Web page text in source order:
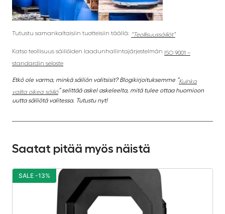
Tutustu samankaltaisiin tuotteisiin täällä: “Teollisuussäiliöt”
Katso teollisuus säiliöiden laadunhallintajärjestelmän ISO 9001 –
standardin seloste
Etkö ole varma, minkä säiliön valitsisit? Blogikirjoituksemme “Kuinka
valita oikea säiliö” selittää askel askeleelta, mitä tulee ottaa huomioon
uutta säiliötä valitessa. Tutustu nyt!
Saatat pitää myös näistä
SALE -13%